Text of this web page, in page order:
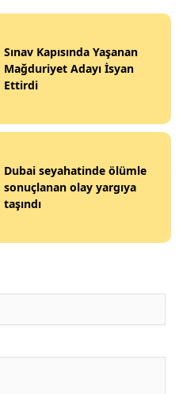
Sınav Kapısında Yaşanan
Mağduriyet Adayı İsyan
Ettirdi
Dubai seyahatinde ölümle
sonuçlanan olay yargıya
taşındı